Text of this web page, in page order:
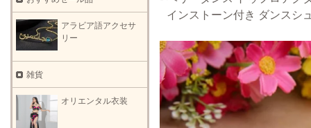
インストーン付き ダンスシ
アラビア語アクセサ
リー
雑貨
オリエンタル衣装